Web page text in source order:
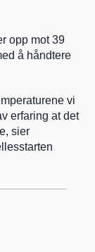
opp mot 39
å håndtere
vi
erfaring at det
sier